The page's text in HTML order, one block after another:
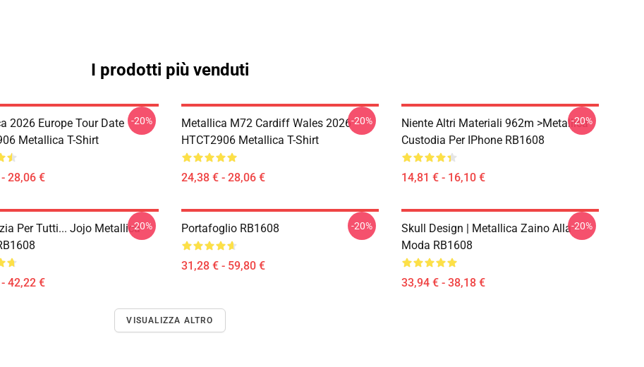
I prodotti più venduti
2026 Europe Tour Date
Metallica T-Shirt
28,06 €
-20%
Metallica M72 Cardiff Wales 2026
HTCT2906 Metallica T-Shirt
24,38 € - 28,06 €
-20%
Niente Altri Materiali 962m >metallica
Custodia Per IPhone RB1608
14,81 € - 16,10 €
-20%
Per Tutti... Jojo Metallica
42,22 €
-20% Portafoglio RB1608
31,28 € - 59,80 €
-20%
Skull Design | Metallica Zaino Alla
Moda RB1608
33,94 € - 38,18 €
-20%
VISUALIZZA ALTRO